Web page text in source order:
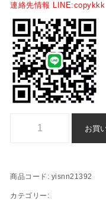
連絡先情報 LINE:copykkk
お買
商品コード: yisnn21392
カテゴリー: